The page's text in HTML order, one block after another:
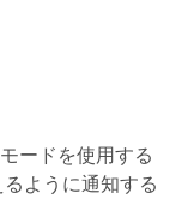
ードを使用する
ように通知する